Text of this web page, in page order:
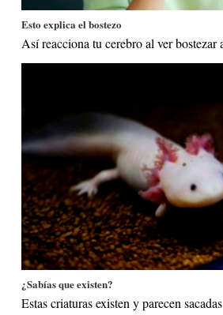
Esto explica el bostezo
Así reacciona tu cerebro al ver bostezar
¿Sabías que existen?
Estas criaturas existen y parecen